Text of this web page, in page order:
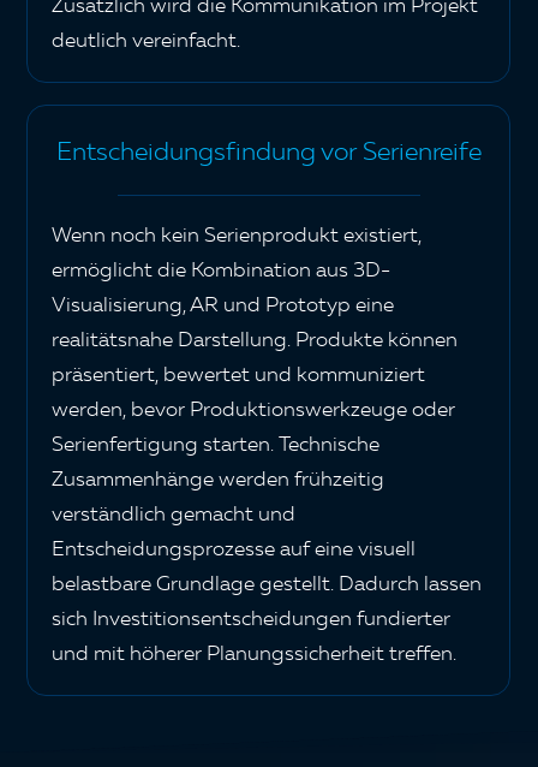
Zusätzlich wird die Kommunikation im Projekt
deutlich vereinfacht.
Entscheidungsfindung vor Serienreife
Wenn noch kein Serienprodukt existiert,
ermöglicht die Kombination aus 3D-
Visualisierung, AR und Prototyp eine
realitätsnahe Darstellung. Produkte können
präsentiert, bewertet und kommuniziert
werden, bevor Produktionswerkzeuge oder
Serienfertigung starten. Technische
Zusammenhänge werden frühzeitig
verständlich gemacht und
Entscheidungsprozesse auf eine visuell
belastbare Grundlage gestellt. Dadurch lassen
sich Investitionsentscheidungen fundierter
und mit höherer Planungssicherheit treffen.